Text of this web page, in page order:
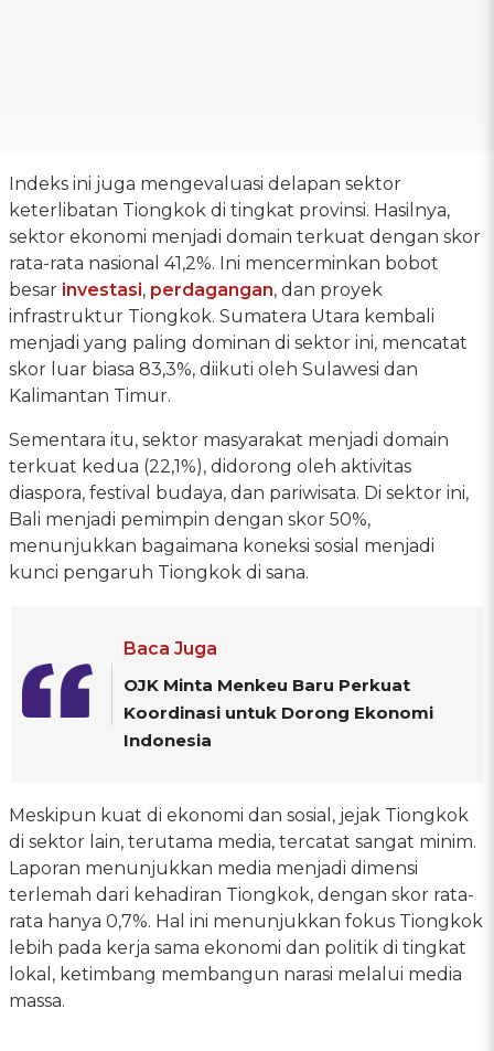
Indeks ini juga mengevaluasi delapan sektor
keterlibatan Tiongkok di tingkat provinsi. Hasilnya,
sektor ekonomi menjadi domain terkuat dengan skor
rata-rata nasional 41,2%. Ini mencerminkan bobot
besar investasi, perdagangan, dan proyek
infrastruktur Tiongkok. Sumatera Utara kembali
menjadi yang paling dominan di sektor ini, mencatat
skor luar biasa 83,3%, diikuti oleh Sulawesi dan
Kalimantan Timur.
Sementara itu, sektor masyarakat menjadi domain
terkuat kedua (22,1%), didorong oleh aktivitas
diaspora, festival budaya, dan pariwisata. Di sektor ini,
Bali menjadi pemimpin dengan skor 50%,
menunjukkan bagaimana koneksi sosial menjadi
kunci pengaruh Tiongkok di sana.
Baca Juga
OJK Minta Menkeu Baru Perkuat
Koordinasi untuk Dorong Ekonomi
Indonesia
Meskipun kuat di ekonomi dan sosial, jejak Tiongkok
di sektor lain, terutama media, tercatat sangat minim.
Laporan menunjukkan media menjadi dimensi
terlemah dari kehadiran Tiongkok, dengan skor rata-
rata hanya 0,7%. Hal ini menunjukkan fokus Tiongkok
lebih pada kerja sama ekonomi dan politik di tingkat
lokal, ketimbang membangun narasi melalui media
massa.